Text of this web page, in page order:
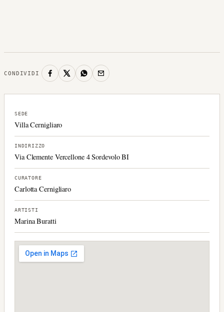
CONDIVIDI
SEDE
Villa Cernigliaro
INDIRIZZO
Via Clemente Vercellone 4 Sordevolo BI
CURATORE
Carlotta Cernigliaro
ARTISTI
Marina Buratti